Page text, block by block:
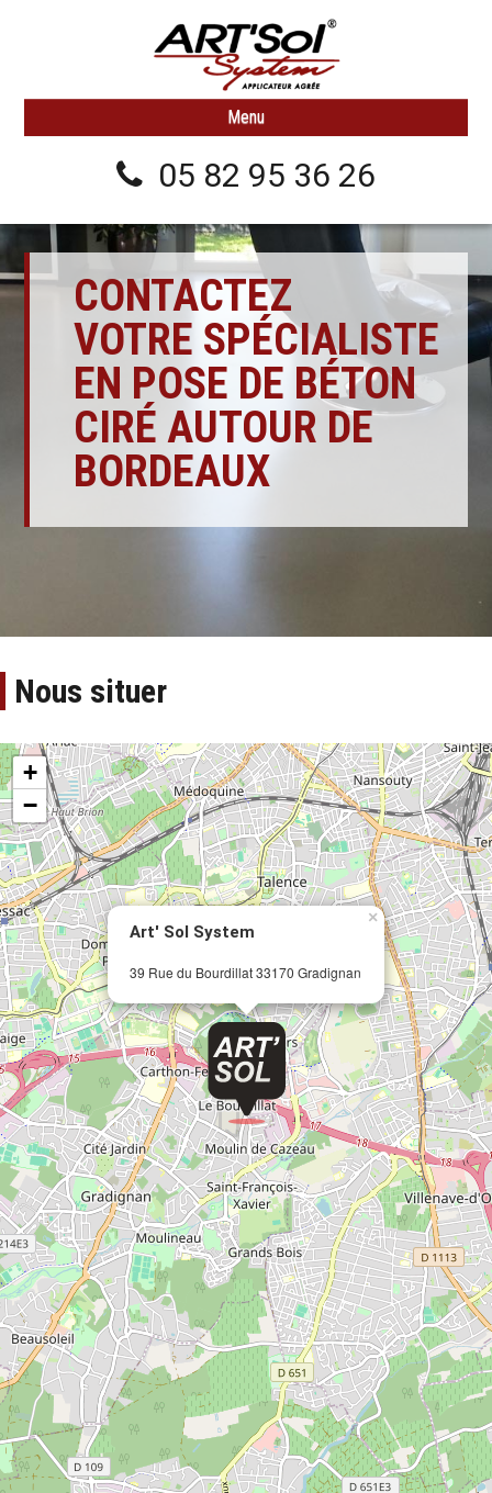
Menu
Beton ciré
Traitement & Rénovation
Nos Réalisations
Contact
05 82 95 36 26
CONTACTEZ
VOTRE SPÉCIALISTE
EN POSE DE BÉTON
CIRÉ AUTOUR DE
BORDEAUX
Nous situer
Art' Sol System
39 Rue du Bourdillat 33170 Gradignan
×
+
−